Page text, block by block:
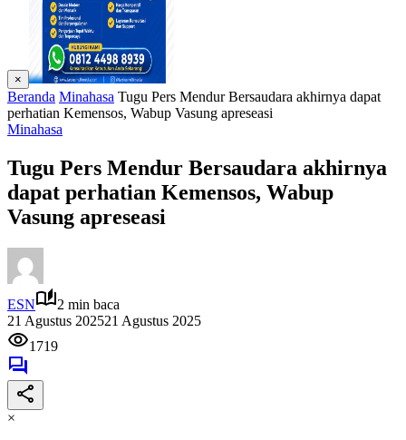
×
Beranda Minahasa Tugu Pers Mendur Bersaudara akhirnya dapat
perhatian Kemensos, Wabup Vasung apreseasi
Minahasa
Tugu Pers Mendur Bersaudara akhirnya
dapat perhatian Kemensos, Wabup
Vasung apreseasi
ESN
2 min baca
21 Agustus 202521 Agustus 2025
1719
×